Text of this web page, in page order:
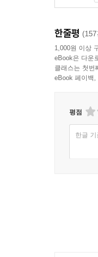
한줄평
1,000원 이상
eBook은 다운
클래스는 첫번
eBook 페이백
평점
한글